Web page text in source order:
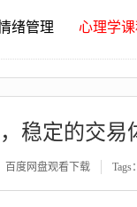
绪管理 心理学
稳定的交易
百度网盘观看下载 Tags